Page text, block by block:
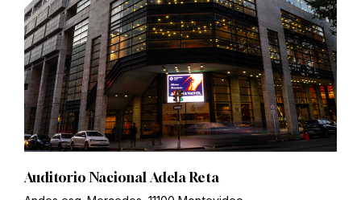
Auditorio Nacional Adela Reta